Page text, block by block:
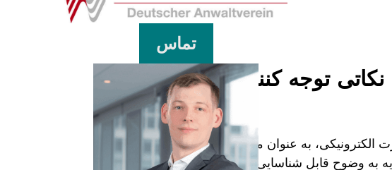
توجه کنند؟
به عنوان مثال از
به وضوح قابل شناسایی باشد
تماس